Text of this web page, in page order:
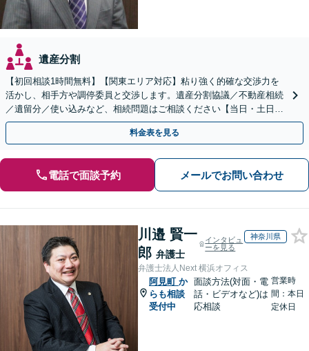
遺産分割
【初回相談1時間無料】【関東エリア対応】粘り強く的確な交渉力を
活かし、相手方や調停委員と交渉します。遺産分割協議／不動産相続
／遺留分／使い込みなど、相続問題はご相談ください【当日・土日対
応可】トラブル前の段階でも相談可。メール24時間受付
料金表を見る
電話で面談予約 メールでお問い合わせ
川邉 賢一
郎 弁護士
インタビュ
ーを見る
神奈川県
弁護士法人Next 横浜オフィス
阿見町 か
らも相談
受付中
面談方法(対面・電
話・ビデオなど)は
応相談
営業時
間：本日
定休日